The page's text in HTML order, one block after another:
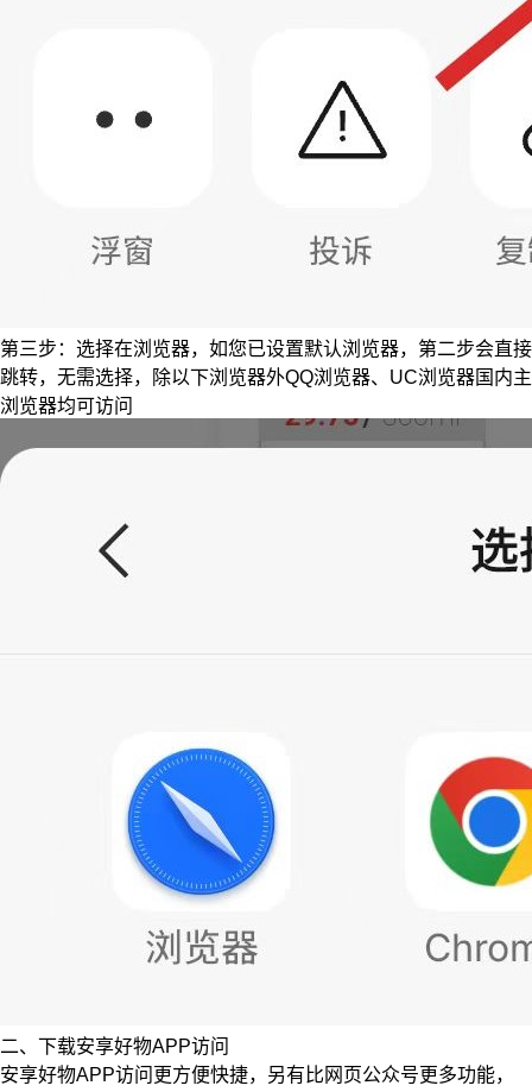
第三步：选择在浏览器，如您已设置默认浏览器，第二步会直接
跳转，无需选择，除以下浏览器外QQ浏览器、UC浏览器国内主
浏览器均可访问
二、下载安享好物APP访问
安享好物APP访问更方便快捷，另有比网页公众号更多功能，